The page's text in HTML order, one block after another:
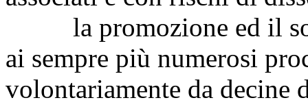
la promozione ed il
ai sempre più numerosi
volontariamente da